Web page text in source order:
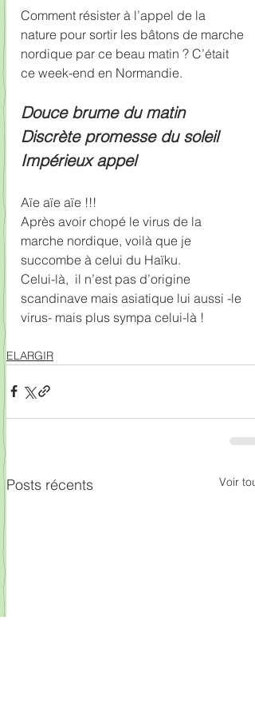
Comment résister à l’appel de la
nature pour sortir les bâtons de marche
nordique par ce beau matin ? C’était
ce week-end en Normandie.
Douce brume du matin
Discrète promesse du soleil
Impérieux appel
Aïe aïe aïe !!!
Après avoir chopé le virus de la
marche nordique, voilà que je
succombe à celui du Haïku.
Celui-là,  il n’est pas d’origine
scandinave mais asiatique lui aussi -le
virus- mais plus sympa celui-là !
ELARGIR
Posts récents Voir tout